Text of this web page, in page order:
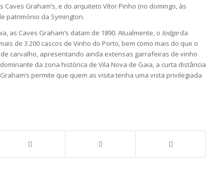
Graham’s, e do arquiteto Vítor Pinho (no domingo, às
património da Symington.
as Caves Graham’s datam de 1890. Atualmente, o lodgeda
de 3.200 cascos de Vinho do Porto, bem como mais do que o
carvalho, apresentando ainda extensas garrafeiras de vinho
da zona histórica de Vila Nova de Gaia, a curta distância
permite que quem as visita tenha uma vista privilegiada